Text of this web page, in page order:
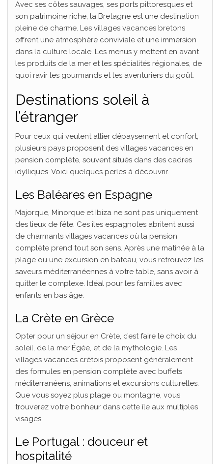
Avec ses côtes sauvages, ses ports pittoresques et
son patrimoine riche, la Bretagne est une destination
pleine de charme. Les villages vacances bretons
offrent une atmosphère conviviale et une immersion
dans la culture locale. Les menus y mettent en avant
les produits de la mer et les spécialités régionales, de
quoi ravir les gourmands et les aventuriers du goût.
Destinations soleil à
l’étranger
Pour ceux qui veulent allier dépaysement et confort,
plusieurs pays proposent des villages vacances en
pension complète, souvent situés dans des cadres
idylliques. Voici quelques perles à découvrir.
Les Baléares en Espagne
Majorque, Minorque et Ibiza ne sont pas uniquement
des lieux de fête. Ces îles espagnoles abritent aussi
de charmants villages vacances où la pension
complète prend tout son sens. Après une matinée à la
plage ou une excursion en bateau, vous retrouvez les
saveurs méditerranéennes à votre table, sans avoir à
quitter le complexe. Idéal pour les familles avec
enfants en bas âge.
La Crète en Grèce
Opter pour un séjour en Crète, c’est faire le choix du
soleil, de la mer Égée, et de la mythologie. Les
villages vacances crétois proposent généralement
des formules en pension complète avec buffets
méditerranéens, animations et excursions culturelles.
Que vous soyez plus plage ou montagne, vous
trouverez votre bonheur dans cette île aux multiples
visages.
Le Portugal : douceur et
hospitalité